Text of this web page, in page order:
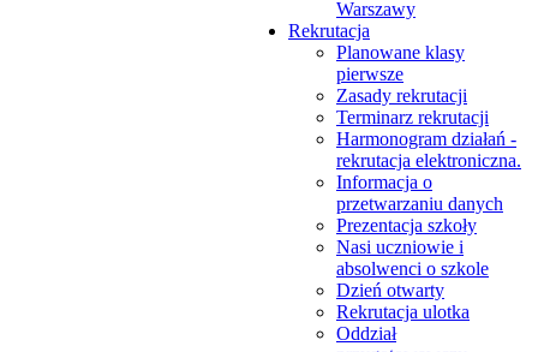
Warszawy
Rekrutacja
Planowane klasy
pierwsze
Zasady rekrutacji
Terminarz rekrutacji
Harmonogram działań -
rekrutacja elektroniczna.
Informacja o
przetwarzaniu danych
Prezentacja szkoły
Nasi uczniowie i
absolwenci o szkole
Dzień otwarty
Rekrutacja ulotka
Oddział